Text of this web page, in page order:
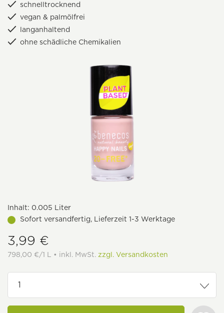
schnelltrocknend
vegan & palmölfrei
langanhaltend
ohne schädliche Chemikalien
Inhalt: 0.005 Liter
Sofort versandfertig, Lieferzeit 1-3 Werktage
3,99 €
798,00 €/1 L • inkl. MwSt. zzgl. Versandkosten